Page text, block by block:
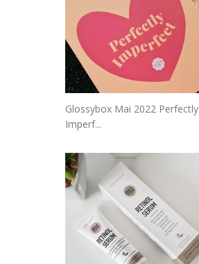
Glossybox Mai 2022 Perfectly
Imperf...